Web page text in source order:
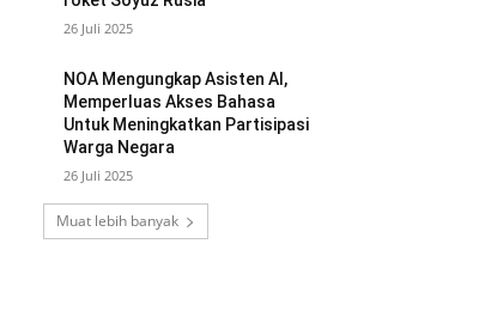
26 Juli 2025
NOA Mengungkap Asisten AI,
Memperluas Akses Bahasa
Untuk Meningkatkan Partisipasi
Warga Negara
26 Juli 2025
Muat lebih banyak